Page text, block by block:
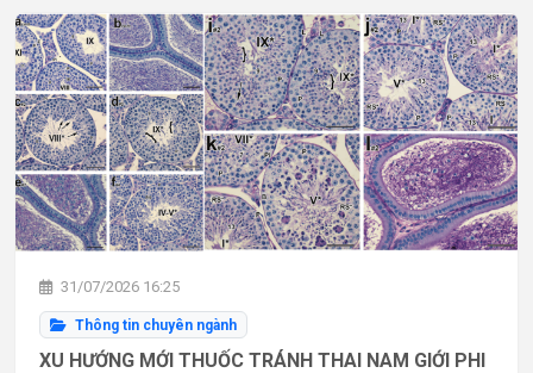
31/07/2026 16:25
Thông tin chuyên ngành
XU HƯỚNG MỚI THUỐC TRÁNH THAI NAM GIỚI PHI